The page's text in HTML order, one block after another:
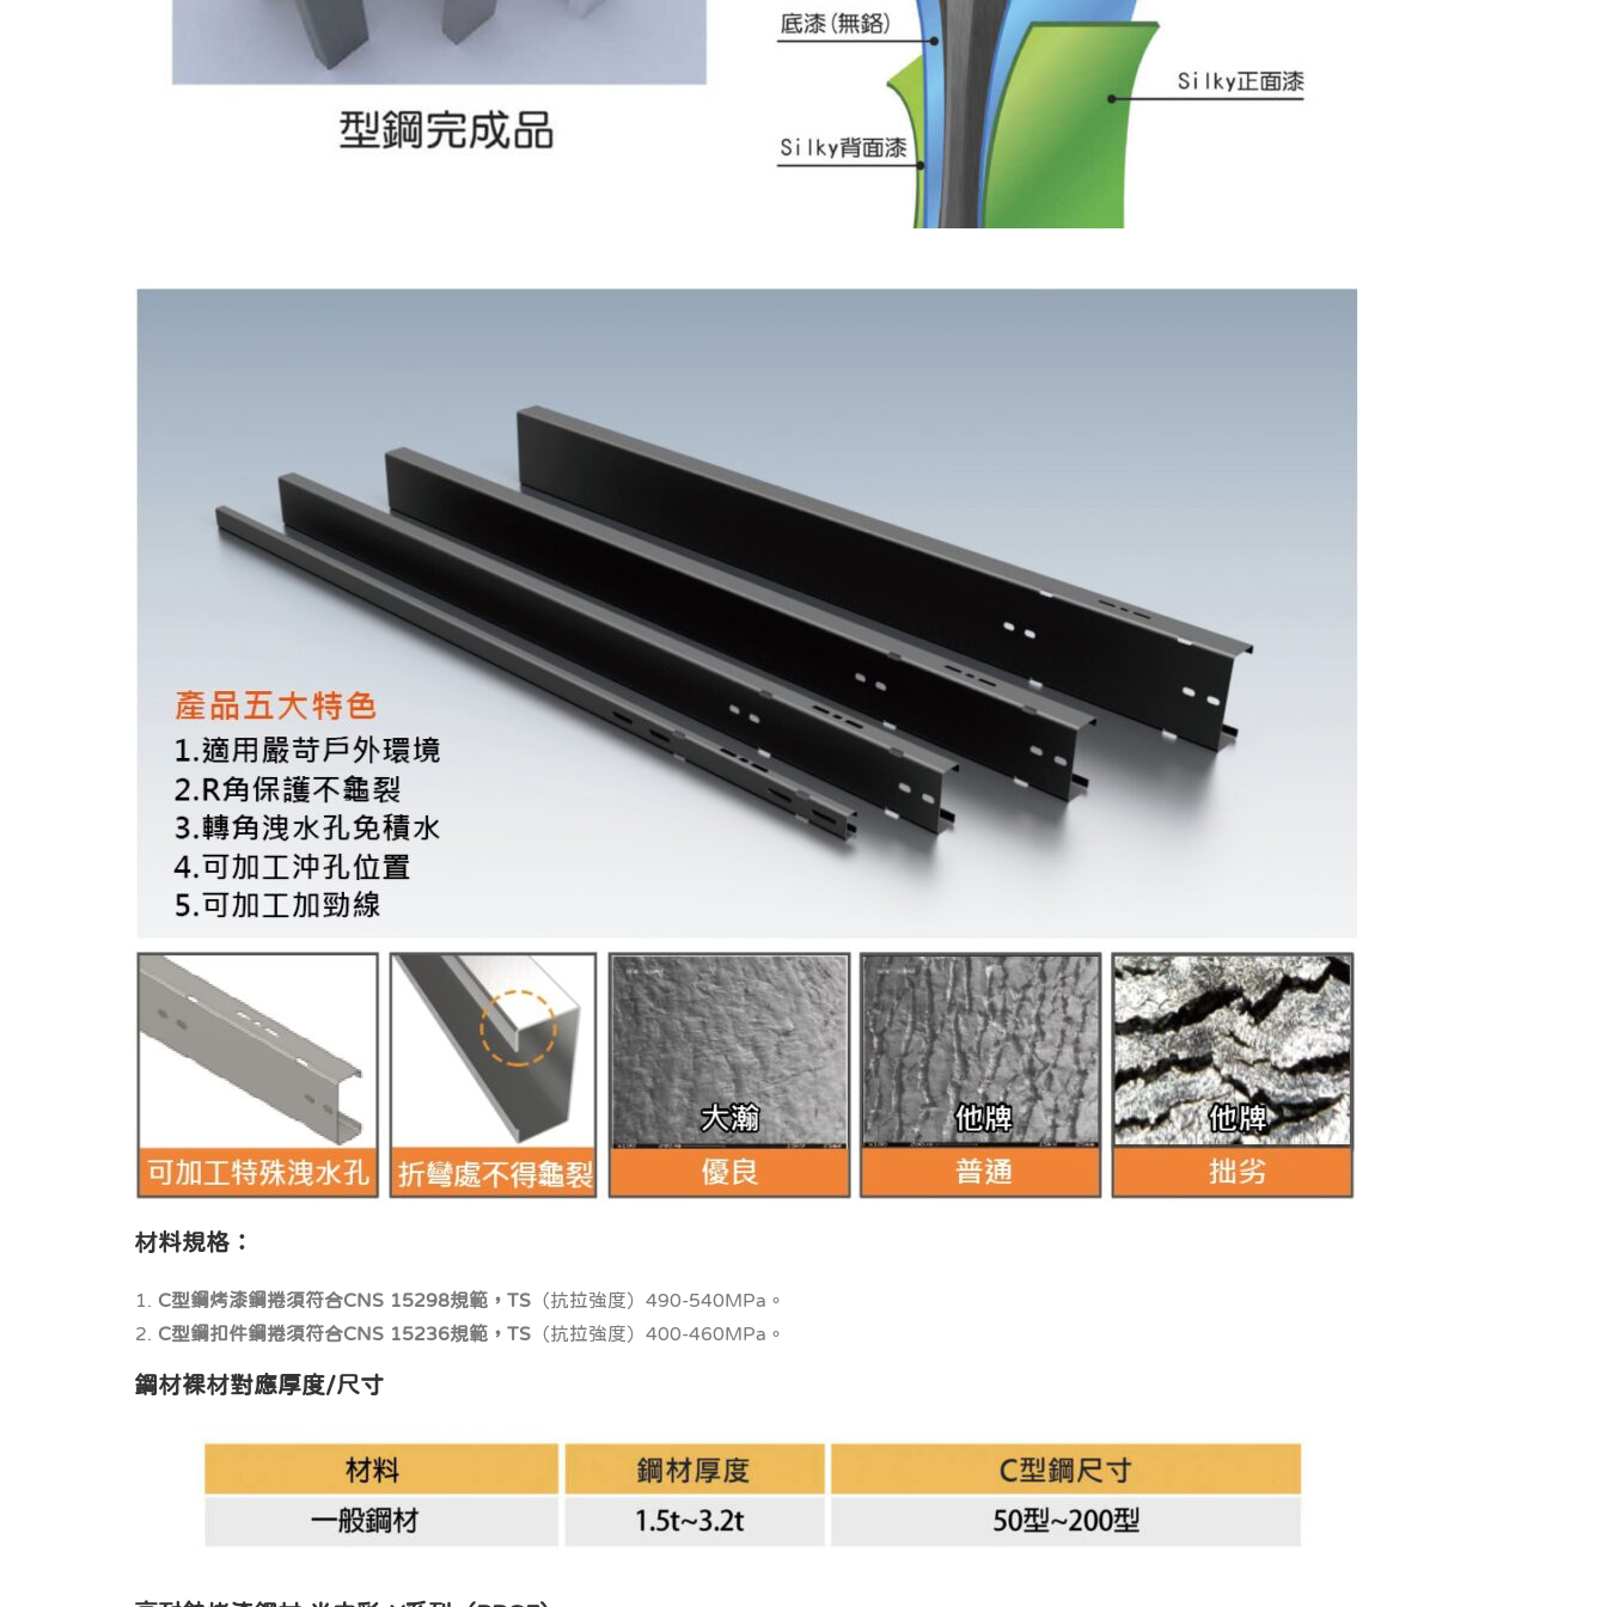
材料規格：
C型鋼烤漆鋼捲須符合CNS 15298規範， TS （抗拉強度）490-540MPa。
C型鋼扣件鋼捲須符合CNS 15236規範，TS （抗拉強度）400-460MPa。
鋼材裸材對應厚度/尺寸